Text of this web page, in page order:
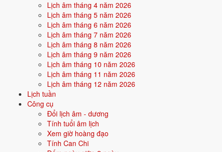
Lịch âm tháng 4 năm 2026
Lịch âm tháng 5 năm 2026
Lịch âm tháng 6 năm 2026
Lịch âm tháng 7 năm 2026
Lịch âm tháng 8 năm 2026
Lịch âm tháng 9 năm 2026
Lịch âm tháng 10 năm 2026
Lịch âm tháng 11 năm 2026
Lịch âm tháng 12 năm 2026
Lịch tuần
Công cụ
Đổi lịch âm - dương
Tính tuổi âm lịch
Xem giờ hoàng đạo
Tính Can Chi
Người sinh năm1986rơi vào Vận 7 - Thất Xích Kim
trong chu kỳ Tam Nguyên Cửu Vận. Mệnh Hỏa sinh trong Vận 7 Thất
Xích Kim (Kim) - hỏa khắc kim: bản mệnh phải vượt qua thử thách của
thời đại để khẳng định mình, nhưng nếu vượt được sẽ tạo nên dấu ấn
Tính chất vận:Tài chính, giao thương - Vận mở cửa kinh tế - thị
trường, doanh nhân, dotcom.
Quan hệ mệnh × vận:
Vận năm 2026 Bính Ngọ cho người sinh năm 1986
(Bính Ngọ), người tuổi